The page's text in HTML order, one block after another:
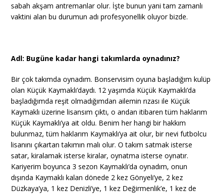
sabah akşam antremanlar olur. İşte bunun yani tam zamanlı
vaktini alan bu durumun adı profesyonellik oluyor bizde.
Adl: Bugüne kadar hangi takımlarda oynadınız?
Bir çok takımda oynadım. Bonservisim oyuna başladığım kulüp
olan Küçük Kaymaklı’daydı. 12 yaşımda Küçük Kaymaklı’da
başladığımda reşit olmadığımdan ailemin rızası ile Küçük
Kaymaklı üzerine lisansım çıktı, o andan itibaren tüm haklarım
Küçük Kaymaklı’ya ait oldu. Benim her hangi bir hakkım
bulunmaz, tüm haklarım Kaymaklı’ya ait olur, bir nevi futbolcu
lisanını çıkartan takımın malı olur. O takım satmak isterse
satar, kiralamak isterse kiralar, oynatma isterse oynatır.
Kariyerim boyunca 3 sezon Kaymaklı’da oynadım, onun
dışında Kaymaklı kalan dönede 2 kez Gönyeli’ye, 2 kez
Düzkaya’ya, 1 kez Denizli’ye, 1 kez Değirmenlik’e, 1 kez de